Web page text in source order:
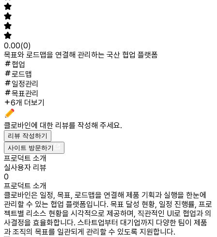
0.00(0)
목표와 로드맵을 연결해 관리하는 국산 협업 플랫폼
협업
로드맵
일정관리
목표관리
6개 더보기
클로바인에 대한 리뷰를 작성해 주세요.
리뷰 작성하기
사이트 방문하기
프로덕트 소개
실사용자 리뷰
0
프로덕트 소개
클로바인은 일정, 목표, 로드맵을 연결해 제품 기획과 실행을 한눈에
관리할 수 있는 협업 플랫폼입니다. 목표 달성 현황, 일정 진행률, 프로
젝트별 리소스 현황을 시각적으로 제공하며, 직관적인 UI로 협업과 의
사결정을 효율화합니다. 스타트업부터 대기업까지 다양한 팀이 제품
과 조직의 목표를 일관되게 관리할 수 있도록 지원합니다.